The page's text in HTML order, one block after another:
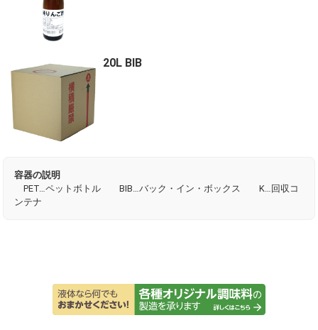
20L BIB
容器の説明
PET…ペットボトル BIB…バック・イン・ボックス K…回収コ
ンテナ